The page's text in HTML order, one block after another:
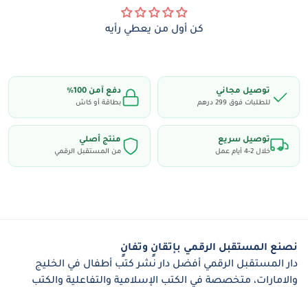
تعليم مبسط ومصور لخطوات الوضوء مع بيان
شرح واضح لأركان الصلاة وشروط صحتها بطريقة
تناسب فهم الطفل.
التعريف بالفرائض والسنن في الصلوات الخمس
بطريقة سهلة.
مجموعة مختارة من الأدعية والأذكار اليومية المرتبطة
بالصلاة.
كن أول من يعطي رأيه
توصيل مجاني
للطلبات فوق 299 درهم
دفع آمن 100٪
بطاقة أو كاش
توصيل سريع
خلال 2-4 أيام عمل
منتج أصلي
من المستقبل الرقمي
نصنع المستقبل الرقمي بإتقانٍ وتفانٍ
دار المستقبل الرقمي أفضل دار نشر كتب أطفال في الخليج
والامارات، متخصصة في الكتب الإسلامية والتفاعلية والكتب